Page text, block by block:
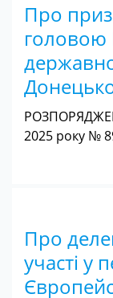
Про
головою
2025 року №
Про
участі у